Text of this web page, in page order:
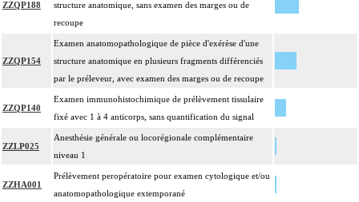
ZZQP188
structure anatomique, sans examen des marges ou de
recoupe
ZZQP154
Examen anatomopathologique de pièce d'exérèse d'une
structure anatomique en plusieurs fragments différenciés
par le préleveur, avec examen des marges ou de recoupe
ZZQP140
Examen immunohistochimique de prélèvement tissulaire
fixé avec 1 à 4 anticorps, sans quantification du signal
ZZLP025
Anesthésie générale ou locorégionale complémentaire
niveau 1
ZZHA001
Prélèvement peropératoire pour examen cytologique et/ou
anatomopathologique extemporané